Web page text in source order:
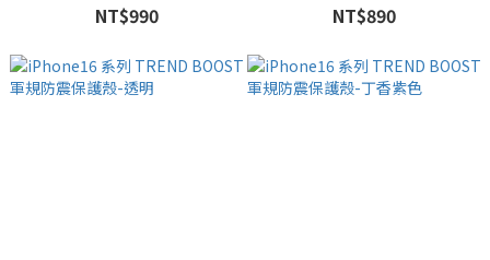
NT$990 NT$890